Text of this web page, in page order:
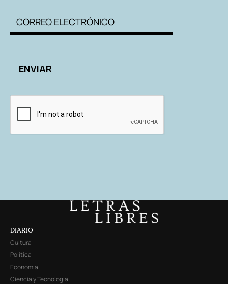
DIARIO
Cultura
Política
Economía
Ciencia y Tecnología